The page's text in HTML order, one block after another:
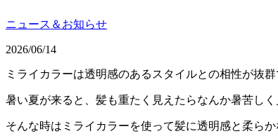
ニュース＆お知らせ
2026/06/14
ミライカラーは透明感のあるスタイルとの相性が抜群
暑い夏が来ると、髪も重たく見えたらなんか暑苦しく
そんな時はミライカラーを使って髪に透明感と柔ら